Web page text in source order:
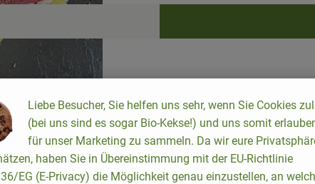
Recettes
recette appropriée n'a été trouvée.
300g
nur Getreide aus ökologischer Erzeugung und wächst
Liebe Besucher, Sie helfen uns sehr, wenn Sie Cookies
(bei uns sind es sogar Bio-Kekse!) und uns somit
für unser Marketing zu sammeln. Da wir eure
haben Sie in Übereinstimmung mit der EU-Richtlinie
EG (E-Privacy) die Möglichkeit genau einzustellen, an